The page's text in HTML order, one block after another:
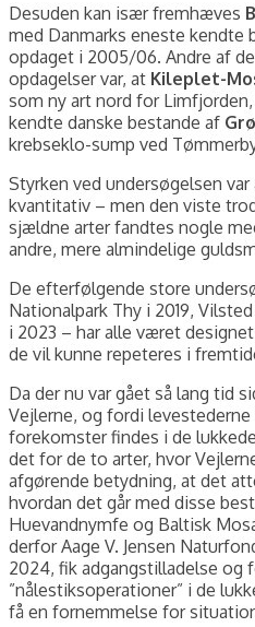
Desuden kan især fremhæves
med Danmarks eneste kendte
opdaget i 2005/06. Andre af
opdagelser var, at Kileplet-
som ny art nord for
kendte danske bestande af
krebseklo-sump ved
Styrken ved undersøgelsen
kvantitativ – men den viste
sjældne arter fandtes nogle
andre, mere almindelige
De efterfølgende store
Nationalpark Thy i 2019,
i 2023 – har alle været
de vil kunne repeteres i
Da der nu var gået så lang tid
Vejlerne, og fordi
forekomster findes i de
det for de to arter, hvor
afgørende betydning, at det
hvordan det går med disse
Huevandnymfe og Baltisk
derfor Aage V. Jensen
2024, fik adgangstilladelse og
”nålestiksoperationer” i de
få en fornemmelse for